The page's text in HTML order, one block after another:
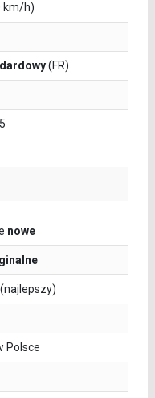
nowe
Polsce
km/h)
(FR)